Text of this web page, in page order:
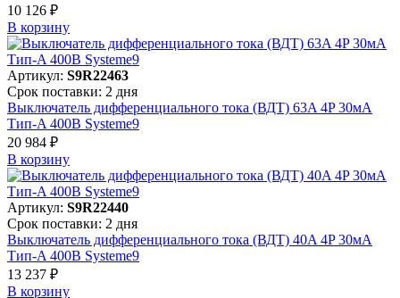
10 126 ₽
В корзинy
Артикул: S9R22463
Срок поставки: 2 дня
Выключатель дифференциального тока (ВДТ) 63A 4P 30мА
Тип-A 400В Systeme9
20 984 ₽
В корзинy
Артикул: S9R22440
Срок поставки: 2 дня
Выключатель дифференциального тока (ВДТ) 40A 4P 30мА
Тип-A 400В Systeme9
13 237 ₽
В корзинy